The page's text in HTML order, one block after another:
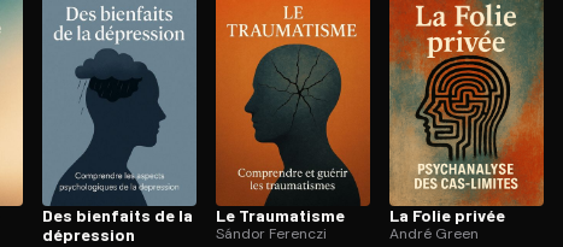
Des bienfaits de la
dépression
Le Traumatisme
Sándor Ferenczi
La Folie privée
André Green